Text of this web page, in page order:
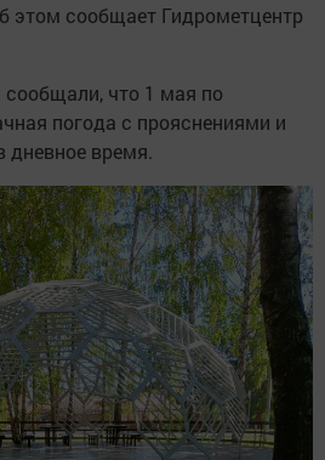
этом сообщает Гидрометцентр
что 1 мая по
погода с прояснениями и
дневное время.